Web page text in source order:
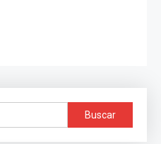
Buscar: